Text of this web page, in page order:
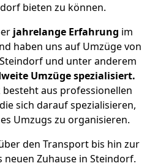
bieten zu können.
jahrelange Erfahrung im
haben uns auf Umzüge von
und unter anderem
Umzüge spezialisiert.
aus professionellen
sich darauf spezialisieren,
Umzugs zu organisieren.
den Transport bis hin zur
Zuhause in Steindorf.